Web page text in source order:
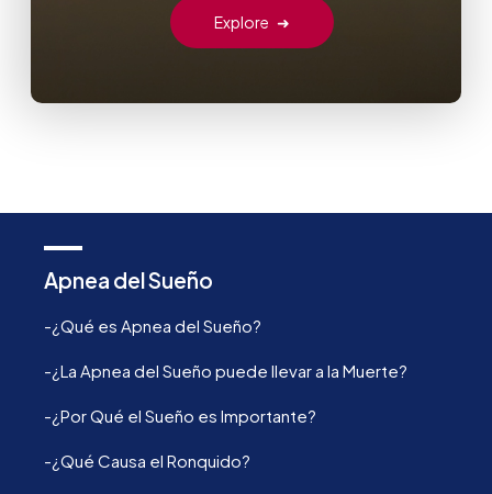
Explore ➜
Apnea del Sueño
-¿Qué es Apnea del Sueño?
-¿La Apnea del Sueño puede llevar a la Muerte?
-¿Por Qué el Sueño es Importante?
-¿Qué Causa el Ronquido?